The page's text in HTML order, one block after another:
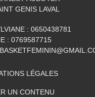
GENIS LAVAL
: 0650438781
: 0769587715
LÉGALES
UN CONTENU